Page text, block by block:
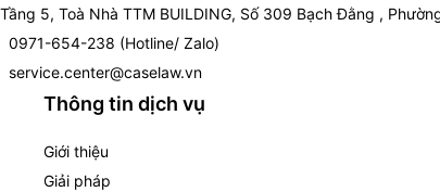
Tầng 5, Toà Nhà TTM BUILDING, Số 309 Bạch Đằng ,
0971-654-238 (Hotline/ Zalo)
service.center@caselaw.vn
Thông tin dịch vụ
Giới thiệu
Giải pháp